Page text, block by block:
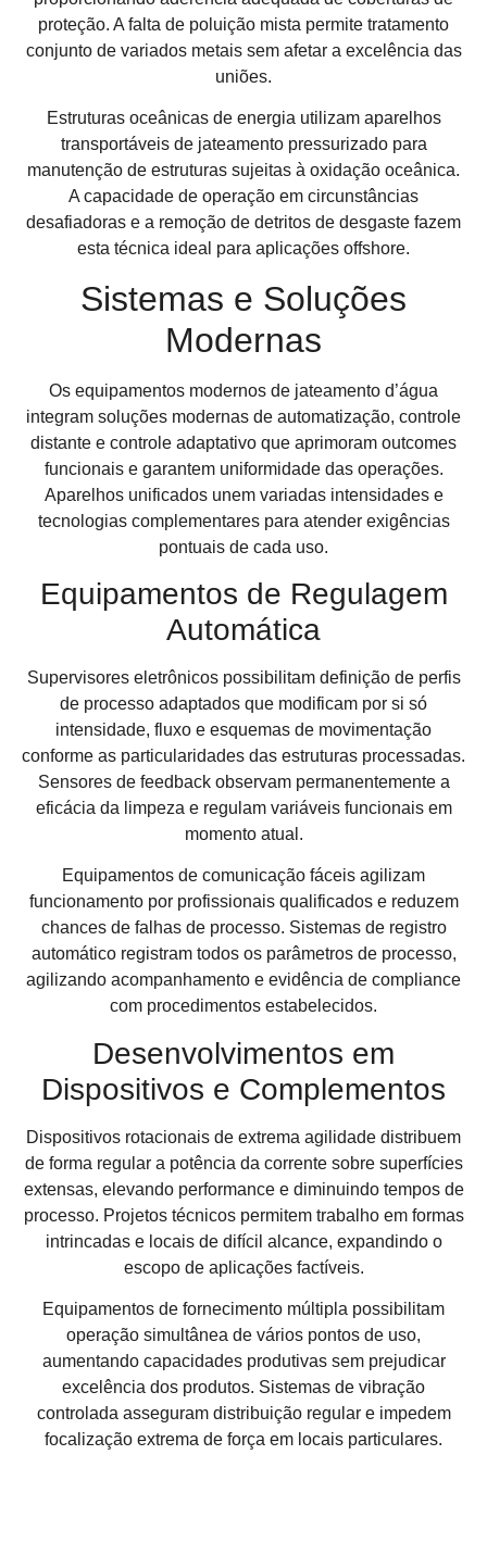
proteção. A falta de poluição mista permite tratamento
conjunto de variados metais sem afetar a excelência das
uniões.
Estruturas oceânicas de energia utilizam aparelhos
transportáveis de jateamento pressurizado para
manutenção de estruturas sujeitas à oxidação oceânica.
A capacidade de operação em circunstâncias
desafiadoras e a remoção de detritos de desgaste fazem
esta técnica ideal para aplicações offshore.
Sistemas e Soluções
Modernas
Os equipamentos modernos de jateamento d’água
integram soluções modernas de automatização, controle
distante e controle adaptativo que aprimoram outcomes
funcionais e garantem uniformidade das operações.
Aparelhos unificados unem variadas intensidades e
tecnologias complementares para atender exigências
pontuais de cada uso.
Equipamentos de Regulagem
Automática
Supervisores eletrônicos possibilitam definição de perfis
de processo adaptados que modificam por si só
intensidade, fluxo e esquemas de movimentação
conforme as particularidades das estruturas processadas.
Sensores de feedback observam permanentemente a
eficácia da limpeza e regulam variáveis funcionais em
momento atual.
Equipamentos de comunicação fáceis agilizam
funcionamento por profissionais qualificados e reduzem
chances de falhas de processo. Sistemas de registro
automático registram todos os parâmetros de processo,
agilizando acompanhamento e evidência de compliance
com procedimentos estabelecidos.
Desenvolvimentos em
Dispositivos e Complementos
Dispositivos rotacionais de extrema agilidade distribuem
de forma regular a potência da corrente sobre superfícies
extensas, elevando performance e diminuindo tempos de
processo. Projetos técnicos permitem trabalho em formas
intrincadas e locais de difícil alcance, expandindo o
escopo de aplicações factíveis.
Equipamentos de fornecimento múltipla possibilitam
operação simultânea de vários pontos de uso,
aumentando capacidades produtivas sem prejudicar
excelência dos produtos. Sistemas de vibração
controlada asseguram distribuição regular e impedem
focalização extrema de força em locais particulares.